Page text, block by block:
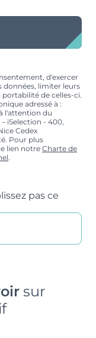
d'exercer
données, limiter leurs
de celles-ci.
adressé à :
l'attention du
iSelection - 400,
Cedex
Pour plus
lien notre Charte de
.
pas ce
sur